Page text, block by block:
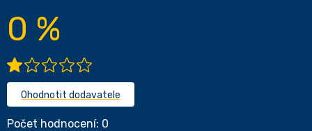
0 %
Ohodnotit dodavatele
Počet hodnocení: 0